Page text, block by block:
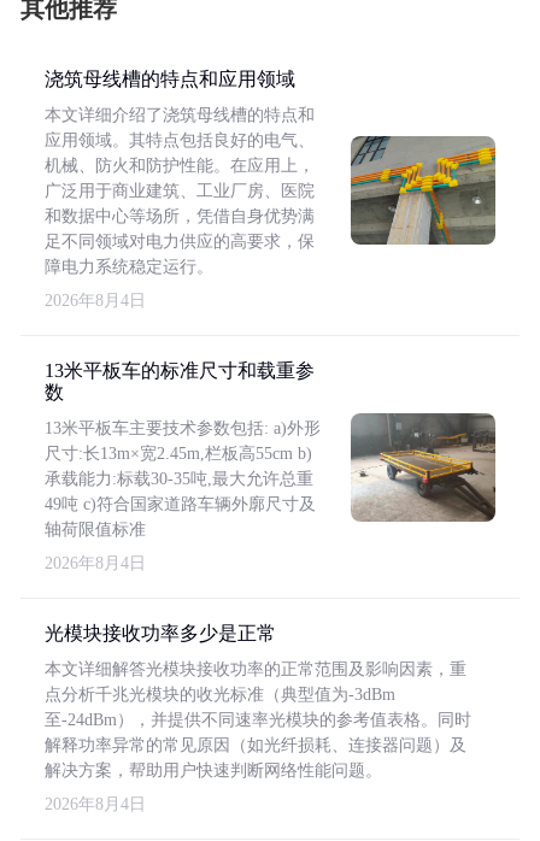
其他推荐
浇筑母线槽的特点和应用领域
本文详细介绍了浇筑母线槽的特点和
应用领域。其特点包括良好的电气、
机械、防火和防护性能。在应用上，
广泛用于商业建筑、工业厂房、医院
和数据中心等场所，凭借自身优势满
足不同领域对电力供应的高要求，保
障电力系统稳定运行。
2026年8月4日
13米平板车的标准尺寸和载重参
数
13米平板车主要技术参数包括: a)外形
尺寸:长13m×宽2.45m,栏板高55cm b)
承载能力:标载30-35吨,最大允许总重
49吨 c)符合国家道路车辆外廓尺寸及
轴荷限值标准
2026年8月4日
光模块接收功率多少是正常
本文详细解答光模块接收功率的正常范围及影响因素，重
点分析千兆光模块的收光标准（典型值为-3dBm
至-24dBm），并提供不同速率光模块的参考值表格。同时
解释功率异常的常见原因（如光纤损耗、连接器问题）及
解决方案，帮助用户快速判断网络性能问题。
2026年8月4日